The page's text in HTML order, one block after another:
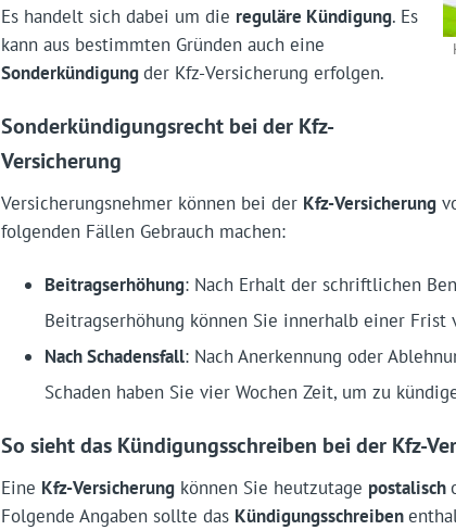
Es handelt sich dabei um die reguläre Kündigung. Es
kann aus bestimmten Gründen auch eine
Sonderkündigungder Kfz-Versicherung erfolgen.
Sonderkündigungsrecht bei der Kfz-
Versicherung
Versicherungsnehmer können bei der Kfz-Versicherung
folgenden Fällen Gebrauch machen:
Beitragserhöhung: Nach Erhalt der schriftlichen
Beitragserhöhung können Sie innerhalb einer Frist
Nach Schadensfall: Nach Anerkennung oder
Schaden haben Sie vier Wochen Zeit, um zu
So sieht das Kündigungsschreiben bei der Kfz-
Eine Kfz-Versicherungkönnen Sie heutzutage postalisch
Folgende Angaben sollte das Kündigungsschreiben